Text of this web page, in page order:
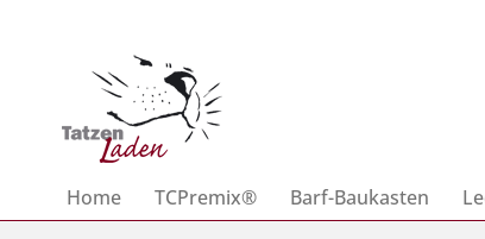
Home TCPremix® Barf-Baukasten